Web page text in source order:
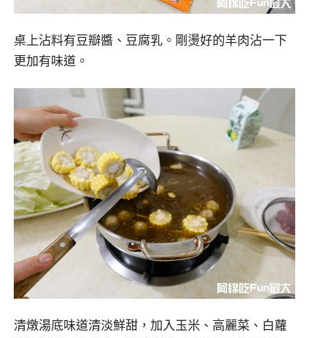
桌上沾料有豆瓣醬、豆腐乳。剛燙好的羊肉沾一下
更加有味道。
清燉湯底味道清淡鮮甜，加入玉米、高麗菜、白蘿